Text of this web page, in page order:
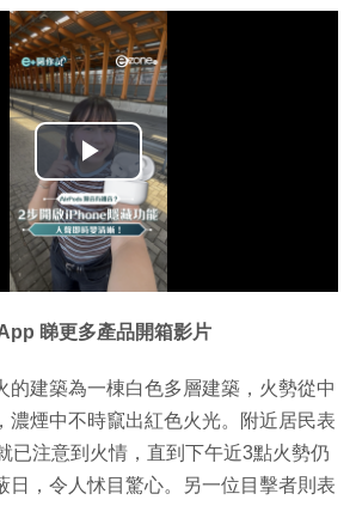
播
放
影
片
睇更多產品開箱影片
的建築為一棟白色多層建築，火勢從中
濃煙中不時竄出紅色火光。附近居民表
已注意到火情，直到下午近3點火勢仍
日，令人怵目驚心。另一位目擊者則表